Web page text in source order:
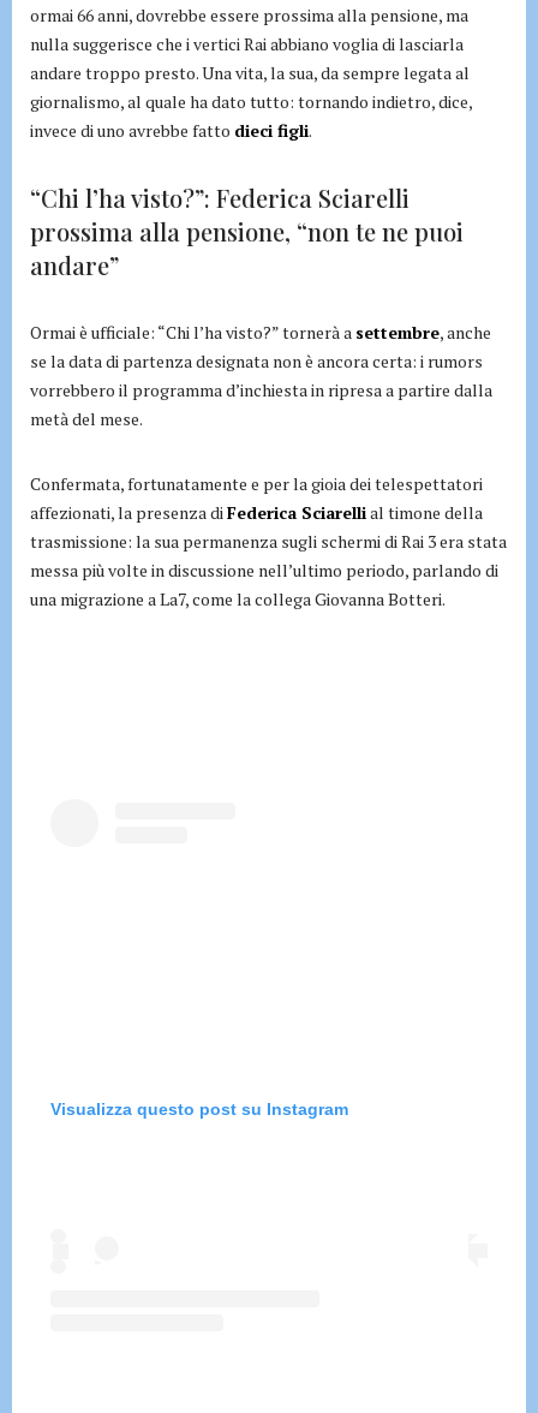
ormai 66 anni, dovrebbe essere prossima alla pensione, ma
nulla suggerisce che i vertici Rai abbiano voglia di lasciarla
andare troppo presto. Una vita, la sua, da sempre legata al
giornalismo, al quale ha dato tutto: tornando indietro, dice,
invece di uno avrebbe fatto dieci figli.
“Chi l’ha visto?”: Federica Sciarelli
prossima alla pensione, “non te ne puoi
andare”
Ormai è ufficiale: “Chi l’ha visto?” tornerà a settembre, anche
se la data di partenza designata non è ancora certa: i rumors
vorrebbero il programma d’inchiesta in ripresa a partire dalla
metà del mese.
Confermata, fortunatamente e per la gioia dei telespettatori
affezionati, la presenza diFederica Sciarellial timone della
trasmissione: la sua permanenza sugli schermi di Rai 3 era stata
messa più volte in discussione nell’ultimo periodo, parlando di
una migrazione a La7, come la collega Giovanna Botteri.
Visualizza questo post su Instagram